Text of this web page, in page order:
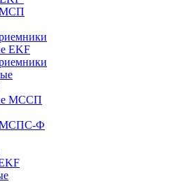
EKF
МССП
Ф